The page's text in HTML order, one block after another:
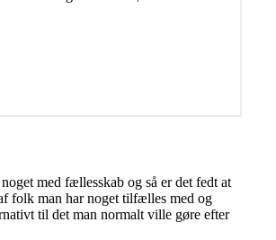
med fællesskab og så er det fedt at
folk man har noget tilfælles med og
til det man normalt ville gøre efter